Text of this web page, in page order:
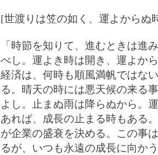
[世渡りは笠の如く、運よから
「時節を知りて、進むときは進
べし。運よき時は開き、運よか
経済は、何時も順風満帆ではな
る。晴天の時には悪天候の来る
よし。止まぬ雨は降らぬから。
あれば、成長の止まる時もある
が企業の盛衰を決める。この事
るが、いつも永遠の成長に向か